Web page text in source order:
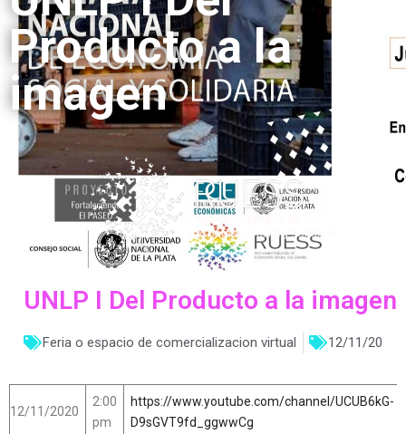
Producto a la
imagen
UNLP I Del Producto a la imagen
Feria o espacio de comercializacion virtual 12/11/20
12/11/2020
2:00
pm
https://www.youtube.com/channel/UCUB6kG-
D9sGVT9fd_ggwwCg